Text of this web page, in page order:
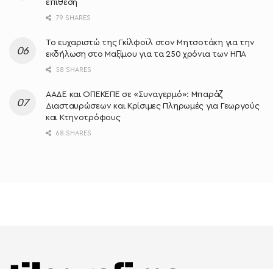
επίθεση
79 SHARES
Το ευχαριστώ της Γκίλφοϊλ στον Μητσοτάκη για την
εκδήλωση στο Μαξίμου για τα 250 χρόνια των ΗΠΑ
58 SHARES
ΑΑΔΕ και ΟΠΕΚΕΠΕ σε «Συναγερμό»: Μπαράζ
Διασταυρώσεων και Κρίσιμες Πληρωμές για Γεωργούς
και Κτηνοτρόφους
68 SHARES